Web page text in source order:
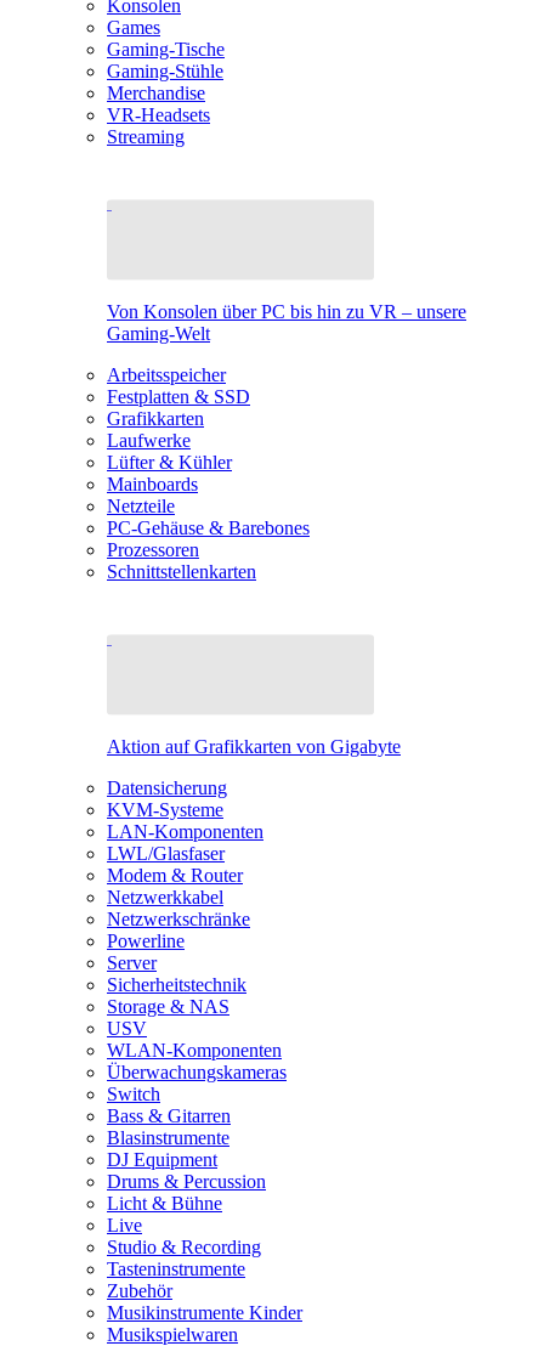
Konsolen
Games
Gaming-Tische
Gaming-Stühle
Merchandise
VR-Headsets
Streaming
Von Konsolen über PC bis hin zu VR – unsere
Gaming-Welt
Arbeitsspeicher
Festplatten & SSD
Grafikkarten
Laufwerke
Lüfter & Kühler
Mainboards
Netzteile
PC-Gehäuse & Barebones
Prozessoren
Schnittstellenkarten
Aktion auf Grafikkarten von Gigabyte
Datensicherung
KVM-Systeme
LAN-Komponenten
LWL/Glasfaser
Modem & Router
Netzwerkkabel
Netzwerkschränke
Powerline
Server
Sicherheitstechnik
Storage & NAS
USV
WLAN-Komponenten
Überwachungskameras
Switch
Bass & Gitarren
Blasinstrumente
DJ Equipment
Drums & Percussion
Licht & Bühne
Live
Studio & Recording
Tasteninstrumente
Zubehör
Musikinstrumente Kinder
Musikspielwaren